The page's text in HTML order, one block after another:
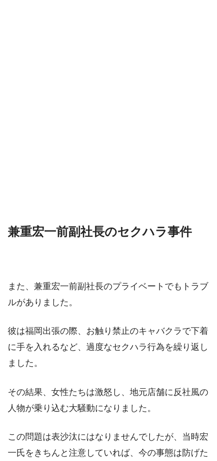
兼重宏一前副社長のセクハラ事件
また、兼重宏一前副社長のプライベートでもトラブ
ルがありました。
彼は福岡出張の際、お触り禁止のキャバクラで下着
に手を入れるなど、過度なセクハラ行為を繰り返し
ました。
その結果、女性たちは激怒し、地元店舗に反社風の
人物が乗り込む大騒動になりました。
この問題は表沙汰にはなりませんでしたが、当時宏
一氏をきちんと注意していれば、今の事態は防げた